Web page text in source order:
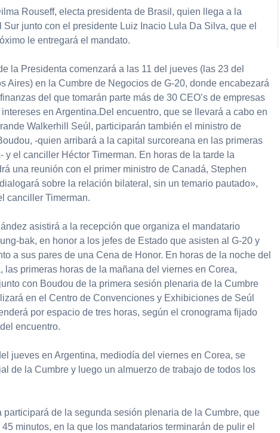
Rouseff, electa presidenta de Brasil, quien llega a la
junto con el presidente Luiz Inacio Lula Da Silva, que el
le entregará el mandato.
la Presidenta comenzará a las 11 del jueves (las 23 del
Aires) en la Cumbre de Negocios de G-20, donde encabezará
del que tomarán parte más de 30 CEO’s de empresas
en Argentina.Del encuentro, que se llevará a cabo en
Walkerhill Seúl, participarán también el ministro de
-quien arribará a la capital surcoreana en las primeras
y el canciller Héctor Timerman. En horas de la tarde la
una reunión con el primer ministro de Canadá, Stephen
sobre la relación bilateral, sin un temario pautado»,
canciller Timerman.
asistirá a la recepción que organiza el mandatario
bak, en honor a los jefes de Estado que asisten al G-20 y
a sus pares de una Cena de Honor. En horas de la noche del
las primeras horas de la mañana del viernes en Corea,
con Boudou de la primera sesión plenaria de la Cumbre
en el Centro de Convenciones y Exhibiciones de Seúl
por espacio de tres horas, según el cronograma fijado
encuentro.
jueves en Argentina, mediodía del viernes en Corea, se
de la Cumbre y luego un almuerzo de trabajo de todos los
participará de la segunda sesión plenaria de la Cumbre, que
minutos, en la que los mandatarios terminarán de pulir el